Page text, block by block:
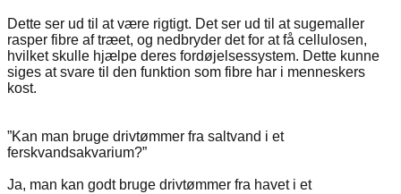
Dette ser ud til at være rigtigt. Det ser ud til at sugemaller
rasper fibre af træet, og nedbryder det for at få cellulosen,
hvilket skulle hjælpe deres fordøjelsessystem. Dette kunne
siges at svare til den funktion som fibre har i menneskers
kost.
”Kan man bruge drivtømmer fra saltvand i et
ferskvandsakvarium?”
Ja, man kan godt bruge drivtømmer fra havet i et